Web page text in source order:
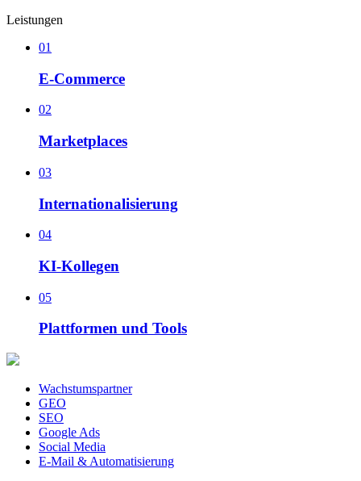
Leistungen
01
E-Commerce
02
Marketplaces
03
Internationalisierung
04
KI-Kollegen
05
Plattformen und Tools
Wachstumspartner
GEO
SEO
Google Ads
Social Media
E-Mail & Automatisierung